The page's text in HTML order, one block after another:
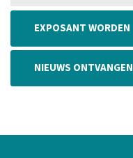
EXPOSANT WORDEN
NIEUWS ONTVANGEN